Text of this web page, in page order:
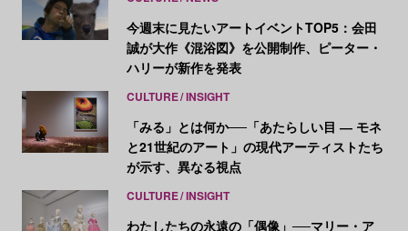
今週末に見たいアートイベントTOP5：会田
誠が大作《混浴図》を公開制作、ピーター・
ハリーが新作を発表
CULTURE INSIGHT
「みる」とは何か──「あたらしい目 ― モネ
と21世紀のアート」の現代アーティストたち
が示す、異なる視点
CULTURE INSIGHT
わたしたちの永遠の「偶像」──マリー・ア